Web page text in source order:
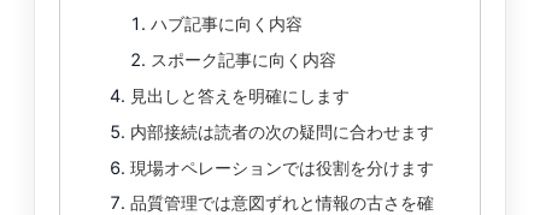
ハブ記事に向く内容
スポーク記事に向く内容
見出しと答えを明確にします
内部接続は読者の次の疑問に合わせます
現場オペレーションでは役割を分けます
品質管理では意図ずれと情報の古さを確